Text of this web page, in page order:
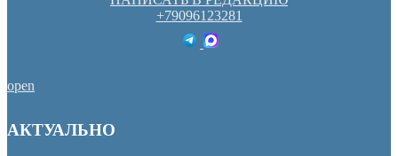
+79096123281
open
АКТУАЛЬНО